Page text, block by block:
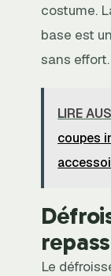
costume.
base est
sans effort.
LIRE
coupes
Le